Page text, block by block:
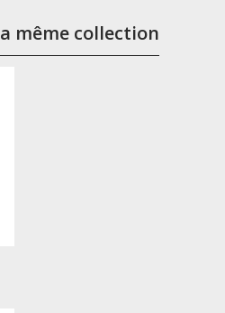
même collection